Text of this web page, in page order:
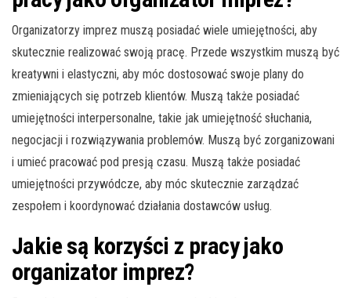
Organizatorzy imprez muszą posiadać wiele umiejętności, aby
skutecznie realizować swoją pracę. Przede wszystkim muszą być
kreatywni i elastyczni, aby móc dostosować swoje plany do
zmieniających się potrzeb klientów. Muszą także posiadać
umiejętności interpersonalne, takie jak umiejętność słuchania,
negocjacji i rozwiązywania problemów. Muszą być zorganizowani
i umieć pracować pod presją czasu. Muszą także posiadać
umiejętności przywódcze, aby móc skutecznie zarządzać
zespołem i koordynować działania dostawców usług.
Jakie są korzyści z pracy jako
organizator imprez?